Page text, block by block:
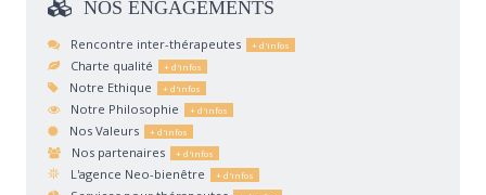
NOS ENGAGEMENTS
Rencontre inter-thérapeutes
Charte qualité
Notre Ethique
Notre Philosophie
Nos Valeurs
Nos partenaires
L'agence Neo-bienêtre